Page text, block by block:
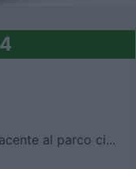
4
al parco ci...